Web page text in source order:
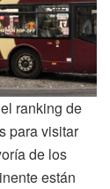
ranking de
para visitar
de los
están